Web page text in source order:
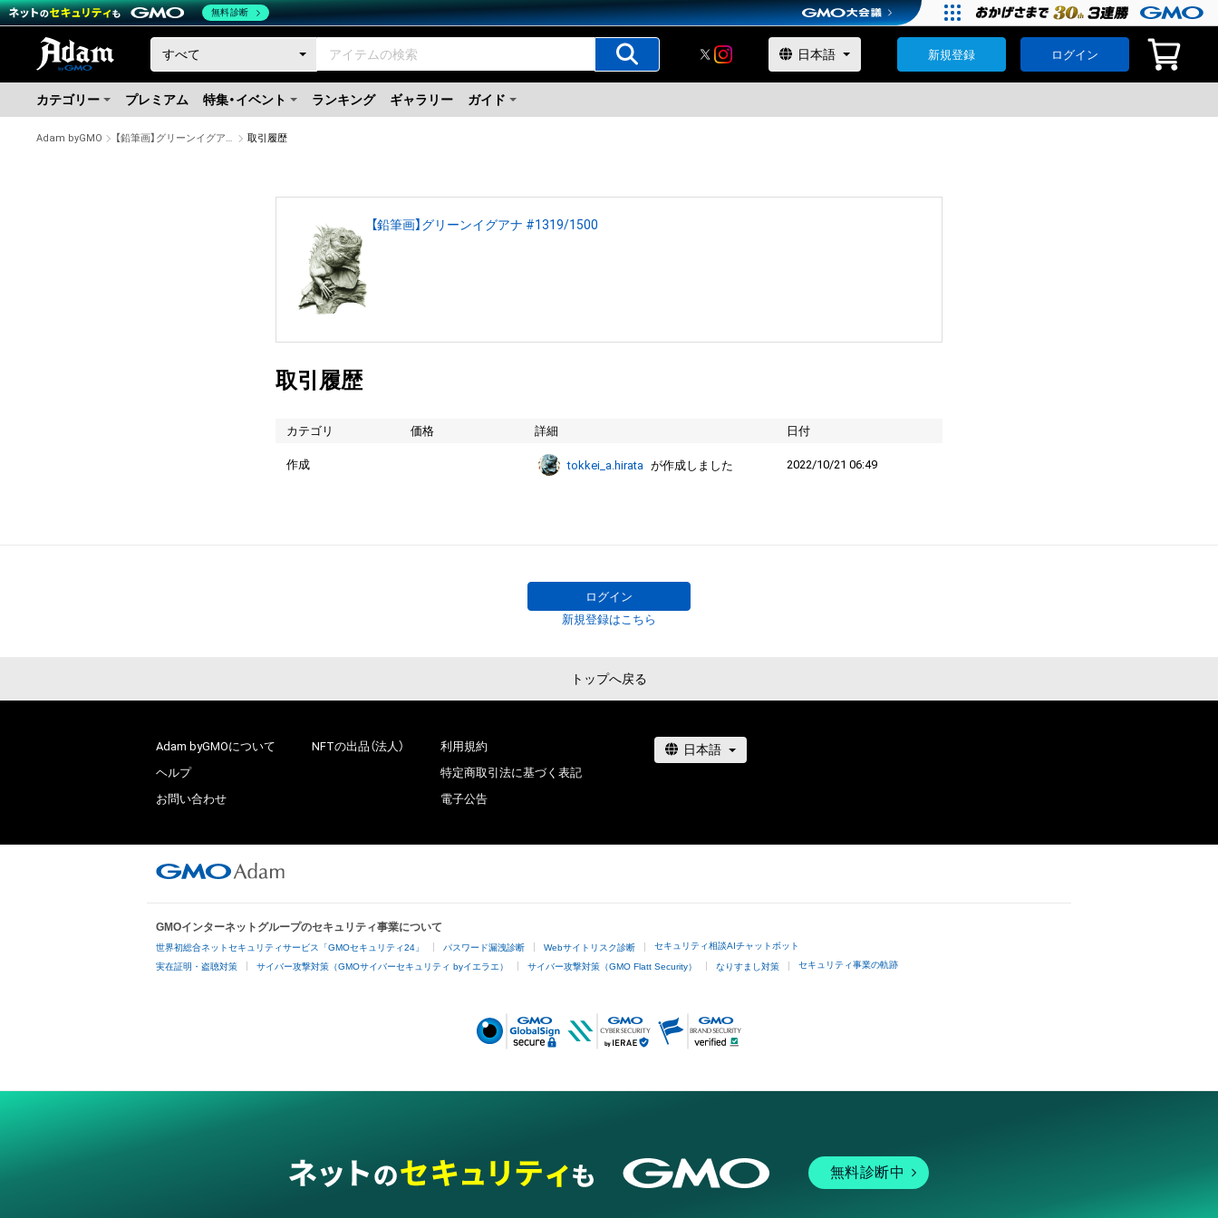
新規登録 ログイン
カテゴリー プレミアム 特集・イベント ランキング ギャラリー ガイド
Adam byGMO 【鉛筆画】グリーンイグアナ #1319/1500 取引履歴
【鉛筆画】グリーンイグアナ #1319/1500
取引履歴
カテゴリ 価格 詳細 日付
作成 tokkei_a.hirata が作成しました 2022/10/21 06:49
ログイン
新規登録はこちら
トップへ戻る
Adam byGMOについて
ヘルプ
お問い合わせ
NFTの出品（法人）
利用規約
特定商取引法に基づく表記
電子公告
GMOインターネットグループのセキュリティ事業について
世界初総合ネットセキュリティサービス「GMOセキュリティ24」 パスワード漏洩診断 Webサイトリスク診断 セキュリティ相談AIチャットボット
実在証明・盗聴対策 サイバー攻撃対策（GMOサイバーセキュリティ byイエラエ） サイバー攻撃対策（GMO Flatt Security） なりすまし対策 セキュリティ事業の軌跡
無料診断中
無料診断